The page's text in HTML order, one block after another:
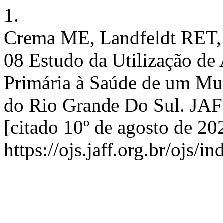
1.
Crema ME, Landfeldt
08 Estudo da Utilização
Primária à Saúde de um
do Rio Grande Do Sul.
[citado 10º de agosto de
https://ojs.jaff.org.br/ojs/